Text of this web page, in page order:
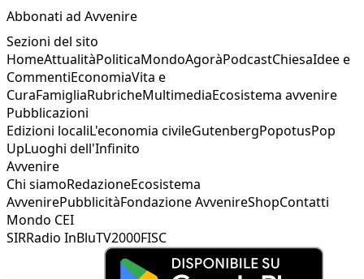
Abbonati ad Avvenire
Sezioni del sito
HomeAttualitàPoliticaMondoAgoràPodcastChiesaIdee e
CommentiEconomiaVita e
CuraFamigliaRubricheMultimediaEcosistema avvenire
Pubblicazioni
Edizioni localiL'economia civileGutenbergPopotusPop
UpLuoghi dell'Infinito
Avvenire
Chi siamoRedazioneEcosistema
AvvenirePubblicitàFondazione AvvenireShopContatti
Mondo CEI
SIRRadio InBluTV2000FISC